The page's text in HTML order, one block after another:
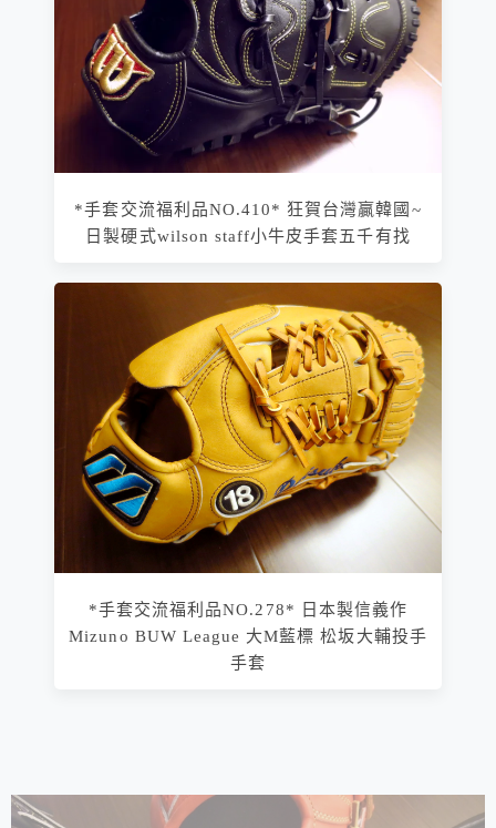
*手套交流福利品NO.410* 狂賀台灣贏韓國~
日製硬式wilson staff小牛皮手套五千有找
*手套交流福利品NO.278* 日本製信義作
Mizuno BUW League 大M藍標 松坂大輔投手
手套
相連文章